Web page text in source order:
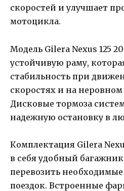
скоростей и улучшает
мотоцикла.
Модель Gilera Nexus 125
устойчивую раму,
стабильность при
скоростях и на
Дисковые тормоза
надежную остановку в
Комплектация Gilera
в себя удобный
перевозить
поездок. Встроенные